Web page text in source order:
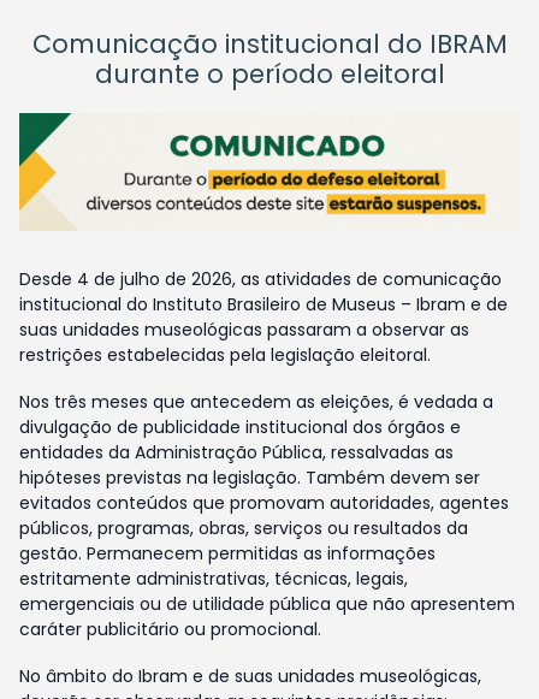
Comunicação institucional do IBRAM
durante o período eleitoral
Desde 4 de julho de 2026, as atividades de comunicação
institucional do Instituto Brasileiro de Museus – Ibram e de
suas unidades museológicas passaram a observar as
restrições estabelecidas pela legislação eleitoral.
Nos três meses que antecedem as eleições, é vedada a
divulgação de publicidade institucional dos órgãos e
entidades da Administração Pública, ressalvadas as
hipóteses previstas na legislação. Também devem ser
evitados conteúdos que promovam autoridades, agentes
públicos, programas, obras, serviços ou resultados da
gestão. Permanecem permitidas as informações
estritamente administrativas, técnicas, legais,
emergenciais ou de utilidade pública que não apresentem
caráter publicitário ou promocional.
No âmbito do Ibram e de suas unidades museológicas,